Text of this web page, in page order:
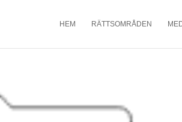
HEM RÄTTSOMRÅDEN